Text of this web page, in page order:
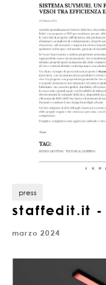
press
staffedit.it -
marzo 2024